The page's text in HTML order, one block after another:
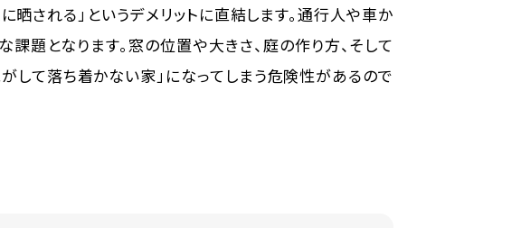
晒される」というデメリットに直結します。通行人や車か
題となります。窓の位置や大きさ、庭の作り方、そして
して落ち着かない家」になってしまう危険性があるので